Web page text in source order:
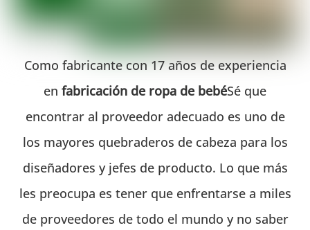
Como fabricante con 17 años de experiencia
en fabricación de ropa de bebéSé que
encontrar al proveedor adecuado es uno de
los mayores quebraderos de cabeza para los
diseñadores y jefes de producto. Lo que más
les preocupa es tener que enfrentarse a miles
de proveedores de todo el mundo y no saber